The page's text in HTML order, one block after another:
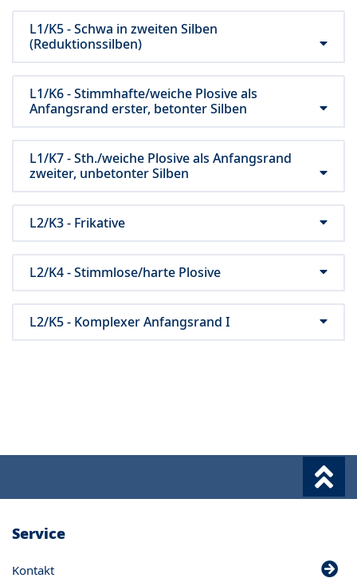
L1/K5 - Schwa in zweiten Silben
(Reduktionssilben)
L1/K6 - Stimmhafte/weiche Plosive als
Anfangsrand erster, betonter Silben
L1/K7 - Sth./weiche Plosive als Anfangsrand
zweiter, unbetonter Silben
L2/K3 - Frikative
L2/K4 - Stimmlose/harte Plosive
L2/K5 - Komplexer Anfangsrand I
Service
Kontakt